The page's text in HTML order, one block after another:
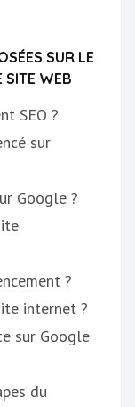
SUR LE
SITE WEB
SEO ?
sur
Google ?
?
internet ?
sur Google
du